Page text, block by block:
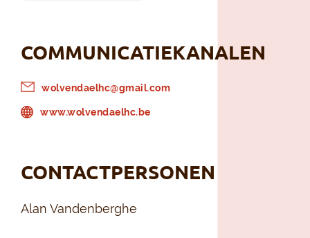
COMMUNICATIEKANALEN
wolvendaelhc@gmail.com
www.wolvendaelhc.be
CONTACTPERSONEN
Alan Vandenberghe